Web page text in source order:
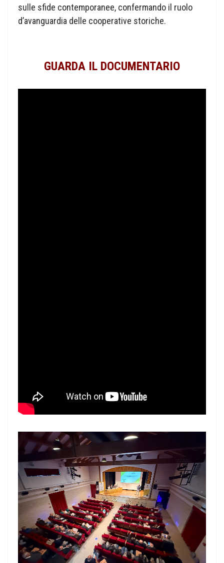
sulle sfide contemporanee, confermando il ruolo
d’avanguardia delle cooperative storiche.
GUARDA IL DOCUMENTARIO